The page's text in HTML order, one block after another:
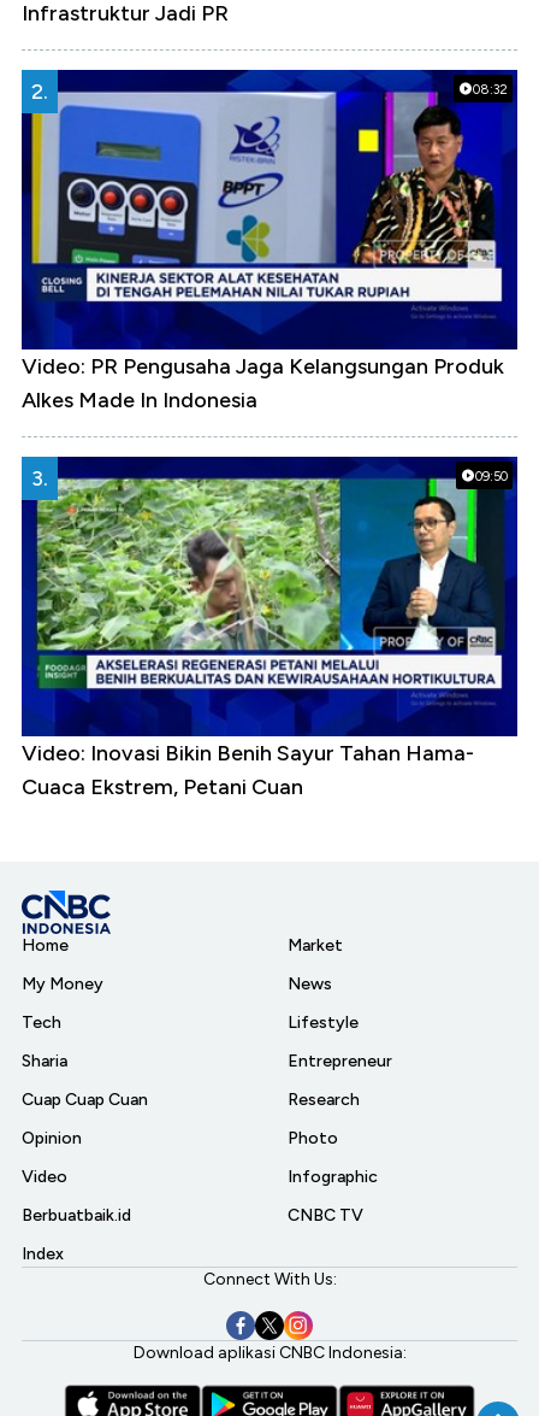
Infrastruktur Jadi PR
08:32
2.
Video: PR Pengusaha Jaga Kelangsungan Produk
Alkes Made In Indonesia
09:50
3.
Video: Inovasi Bikin Benih Sayur Tahan Hama-
Cuaca Ekstrem, Petani Cuan
Home
My Money
Tech
Sharia
Cuap Cuap Cuan
Opinion
Video
Berbuatbaik.id
Index
Market
News
Lifestyle
Entrepreneur
Research
Photo
Infographic
CNBC TV
Connect With Us:
Download aplikasi CNBC Indonesia: